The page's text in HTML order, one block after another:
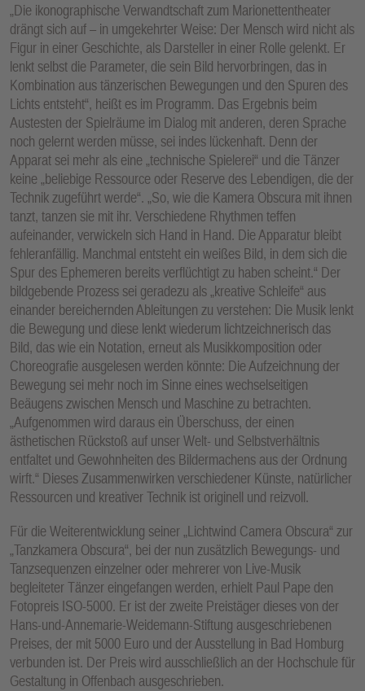
„Die ikonographische Verwandtschaft zum Marionettentheater
drängt sich auf – in umgekehrter Weise: Der Mensch wird nicht als
Figur in einer Geschichte, als Darsteller in einer Rolle gelenkt. Er
lenkt selbst die Parameter, die sein Bild hervorbringen, das in
Kombination aus tänzerischen Bewegungen und den Spuren des
Lichts entsteht“, heißt es im Programm. Das Ergebnis beim
Austesten der Spielräume im Dialog mit anderen, deren Sprache
noch gelernt werden müsse, sei indes lückenhaft. Denn der
Apparat sei mehr als eine „technische Spielerei“ und die Tänzer
keine „beliebige Ressource oder Reserve des Lebendigen, die der
Technik zugeführt werde“. „So, wie die Kamera Obscura mit ihnen
tanzt, tanzen sie mit ihr. Verschiedene Rhythmen teffen
aufeinander, verwickeln sich Hand in Hand. Die Apparatur bleibt
fehleranfällig. Manchmal entsteht ein weißes Bild, in dem sich die
Spur des Ephemeren bereits verflüchtigt zu haben scheint.“ Der
bildgebende Prozess sei geradezu als „kreative Schleife“ aus
einander bereichernden Ableitungen zu verstehen: Die Musik lenkt
die Bewegung und diese lenkt wiederum lichtzeichnerisch das
Bild, das wie ein Notation, erneut als Musikkomposition oder
Choreografie ausgelesen werden könnte: Die Aufzeichnung der
Bewegung sei mehr noch im Sinne eines wechselseitigen
Beäugens zwischen Mensch und Maschine zu betrachten.
„Aufgenommen wird daraus ein Überschuss, der einen
ästhetischen Rückstoß auf unser Welt- und Selbstverhältnis
entfaltet und Gewohnheiten des Bildermachens aus der Ordnung
wirft.“ Dieses Zusammenwirken verschiedener Künste, natürlicher
Ressourcen und kreativer Technik ist originell und reizvoll.
Für die Weiterentwicklung seiner „Lichtwind Camera Obscura“ zur
„Tanzkamera Obscura“, bei der nun zusätzlich Bewegungs- und
Tanzsequenzen einzelner oder mehrerer von Live-Musik
begleiteter Tänzer eingefangen werden, erhielt Paul Pape den
Fotopreis ISO-5000. Er ist der zweite Preistäger dieses von der
Hans-und-Annemarie-Weidemann-Stiftung ausgeschriebenen
Preises, der mit 5000 Euro und der Ausstellung in Bad Homburg
verbunden ist. Der Preis wird ausschließlich an der Hochschule für
Gestaltung in Offenbach ausgeschrieben.